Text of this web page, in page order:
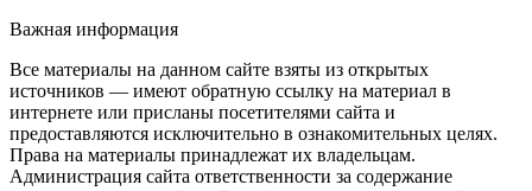
Важная информация
Все материалы на данном сайте взяты из открытых
источников — имеют обратную ссылку на материал в
интернете или присланы посетителями сайта и
предоставляются исключительно в ознакомительных целях.
Права на материалы принадлежат их владельцам.
Администрация сайта ответственности за содержание